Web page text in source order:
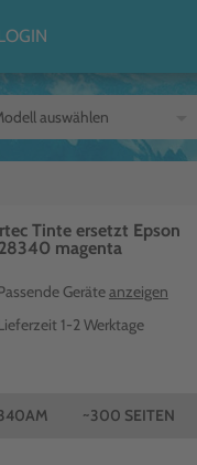
Tinte ersetzt Epson
magenta
Geräteanzeigen
1-2 Werktage
~300 SEITEN